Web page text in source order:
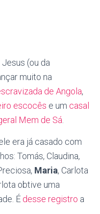
(ou da
muito na
de Angola,
escocês e um casal
Mem de Sá
era já casado com
Tomás, Claudina,
Maria, Carlota
obtive uma
É desse registro a